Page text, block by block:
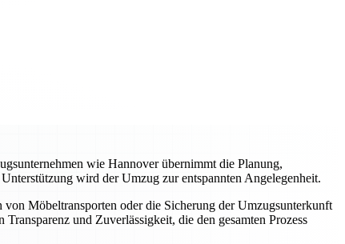
wie Hannover übernimmt die Planung,
wird der Umzug zur entspannten Angelegenheit.
Möbeltransporten oder die Sicherung der Umzugsunterkunft
und Zuverlässigkeit, die den gesamten Prozess